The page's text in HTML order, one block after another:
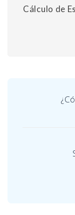
Cálculo de